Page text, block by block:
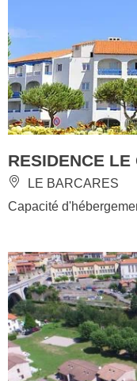
RESIDENCE
LE BARCARES
Capacité